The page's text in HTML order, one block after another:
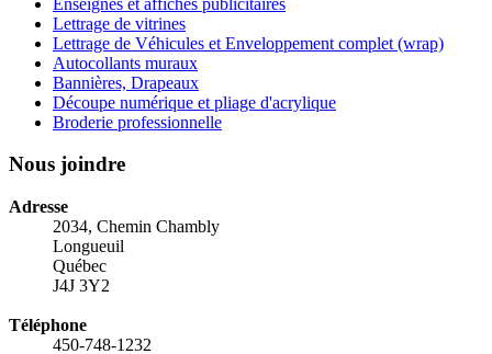
Lettrage de vitrines
Lettrage de Véhicules et Enveloppement complet (wrap)
Autocollants muraux
Bannières, Drapeaux
Découpe numérique et pliage d'acrylique
Broderie professionnelle
Nous joindre
Adresse
2034, Chemin Chambly
Longueuil
Québec
J4J 3Y2
Téléphone
450-748-1232